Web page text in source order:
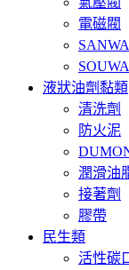
電磁閥
液狀油劑黏類
清洗劑
防火泥
潤滑油
接著劑
膠帶
民生類
活性碳